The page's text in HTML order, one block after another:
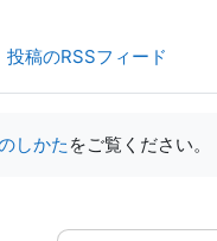
投稿のRSSフィード
しかた をご覧ください。